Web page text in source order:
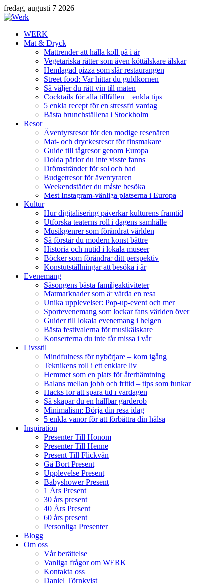
fredag, augusti 7 2026
WERK
Mat & Dryck
Mattrender att hålla koll på i år
Vegetariska rätter som även köttälskare älskar
Hemlagad pizza som slår restaurangen
Street food: Var hittar du guldkornen
Så väljer du rätt vin till maten
Cocktails för alla tillfällen – enkla tips
5 enkla recept för en stressfri vardag
Bästa brunchställena i Stockholm
Resor
Äventyrsresor för den modige resenären
Mat- och dryckesresor för finsmakare
Guide till tågresor genom Europa
Dolda pärlor du inte visste fanns
Drömstränder för sol och bad
Budgetresor för äventyraren
Weekendstäder du måste besöka
Mest Instagram-vänliga platserna i Europa
Kultur
Hur digitalisering påverkar kulturens framtid
Utforska teaterns roll i dagens samhälle
Musikgenrer som förändrat världen
Så förstår du modern konst bättre
Historia och nutid i lokala museer
Böcker som förändrar ditt perspektiv
Konstutställningar att besöka i år
Evenemang
Säsongens bästa familjeaktiviteter
Matmarknader som är värda en resa
Unika upplevelser: Pop-up-event och mer
Sportevenemang som lockar fans världen över
Guider till lokala evenemang i helgen
Bästa festivalerna för musikälskare
Konserterna du inte får missa i vår
Livsstil
Mindfulness för nybörjare – kom igång
Teknikens roll i ett enklare liv
Hemmet som en plats för återhämtning
Balans mellan jobb och fritid – tips som funkar
Hacks för att spara tid i vardagen
Så skapar du en hållbar garderob
Minimalism: Börja din resa idag
5 enkla vanor för att förbättra din hälsa
Inspiration
Presenter Till Honom
Presenter Till Henne
Present Till Flickvän
Gå Bort Present
Upplevelse Present
Babyshower Present
1 Års Present
30 års present
40 Års Present
60 års present
Personliga Presenter
Blogg
Om oss
Vår berättelse
Vanliga frågor om WERK
Kontakta oss
Daniel Törnkvist